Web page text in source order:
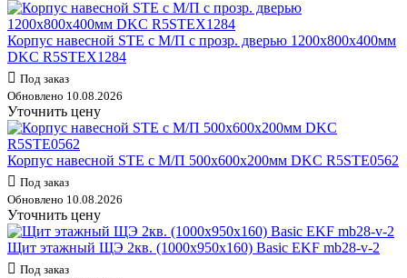
Корпус навесной STE с М/П с прозр. дверью 1200х800х400мм
DKC R5STEX1284
Под заказ
Обновлено 10.08.2026
Уточнить цену
Корпус навесной STE с М/П 500х600х200мм DKC R5STE0562
Под заказ
Обновлено 10.08.2026
Уточнить цену
Щит этажный ЩЭ 2кв. (1000х950х160) Basic EKF mb28-v-2
Под заказ